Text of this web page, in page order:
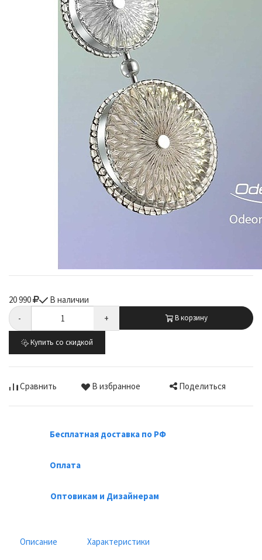
20 990
В наличии
-
+ В корзину
Купить со скидкой
Сравнить В избранное Поделиться
Бесплатная доставка по РФ
Оплата
Оптовикам и Дизайнерам
Описание Характеристики